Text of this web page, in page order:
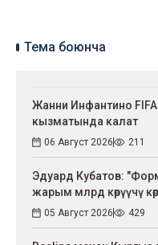
Тема боюнча
Жанни Инфантино
кызматында калат
06 Август 2026 211
Эдуард Кубатов:
жарым млрд көрүүчү
05 Август 2026 429